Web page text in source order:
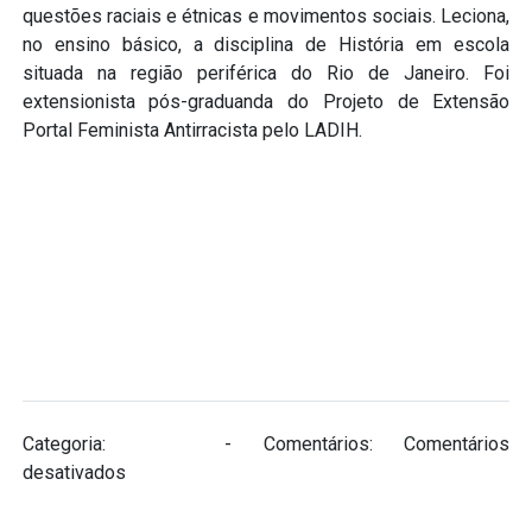
questões raciais e étnicas e movimentos sociais. Leciona,
no ensino básico, a disciplina de História em escola
situada na região periférica do Rio de Janeiro. Foi
extensionista pós-graduanda do Projeto de Extensão
Portal Feminista Antirracista pelo LADIH.
Categoria: - Comentários:Comentários
desativadosem